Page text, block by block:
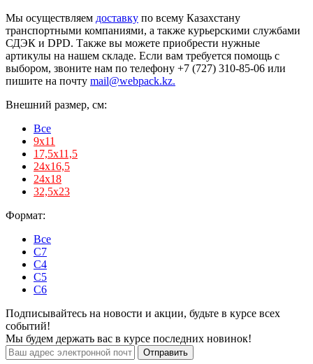
Мы осуществляем доставку по всему Казахстану
транспортными компаниями, а также курьерскими службами
СДЭК и DPD. Также вы можете приобрести нужные
артикулы на нашем складе. Если вам требуется помощь с
выбором, звоните нам по телефону +7 (727) 310-85-06 или
пишите на почту mail@webpack.kz.
Внешний размер, см:
Все
9х11
17,5х11,5
24х16,5
24х18
32,5х23
Формат:
Все
C7
С4
С5
С6
Подписывайтесь на новости и акции, будьте в курсе всех
событий!
Мы будем держать вас в курсе последних новинок!